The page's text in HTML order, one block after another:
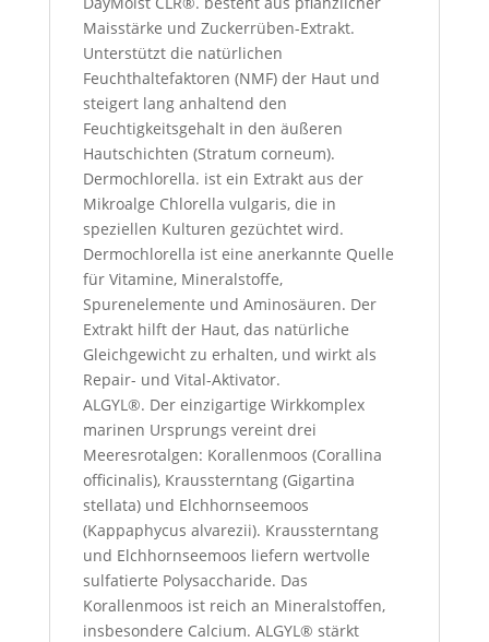
Maisstärke und Zuckerrüben-Extrakt.
Unterstützt die natürlichen
Feuchthaltefaktoren (NMF) der Haut und
steigert lang anhaltend den
Feuchtigkeitsgehalt in den äußeren
Hautschichten (Stratum corneum).
Dermochlorella. ist ein Extrakt aus der
Mikroalge Chlorella vulgaris, die in
speziellen Kulturen gezüchtet wird.
Dermochlorella ist eine anerkannte Quelle
für Vitamine, Mineralstoffe,
Spurenelemente und Aminosäuren. Der
Extrakt hilft der Haut, das natürliche
Gleichgewicht zu erhalten, und wirkt als
Repair- und Vital-Aktivator.
ALGYL®. Der einzigartige Wirkkomplex
marinen Ursprungs vereint drei
Meeresrotalgen: Korallenmoos (Corallina
officinalis), Kraussterntang (Gigartina
stellata) und Elchhornseemoos
(Kappaphycus alvarezii). Kraussterntang
und Elchhornseemoos liefern wertvolle
sulfatierte Polysaccharide. Das
Korallenmoos ist reich an Mineralstoffen,
insbesondere Calcium. ALGYL® stärkt